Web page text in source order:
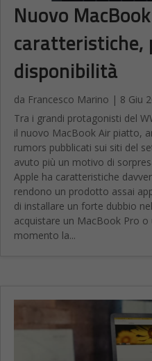
Nuovo
caratteristiche,
disponibilità
da Francesco Marino | 8 Giu
Tra i grandi protagonisti del
il nuovo MacBook Air piatto,
rumors pubblicati sui siti del
avuto più un motivo di
Apple ha caratteristiche
rendono un prodotto assai
di installare un forte dubbio
acquistare un MacBook Pro
momento la...